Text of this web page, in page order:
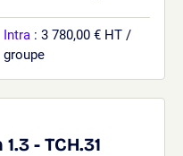
Intra : 3 780,00 € HT /
groupe
- TCH.31